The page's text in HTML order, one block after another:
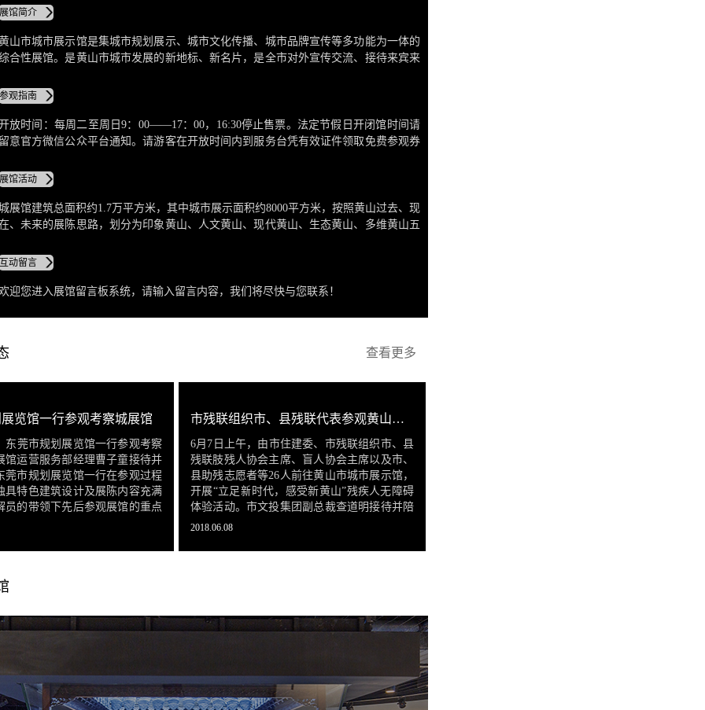
馆简介
山市城市展示馆是集城市规划展示、城市文化传播、城市品牌宣传等多功能为一体的
合性展馆。是黄山市城市发展的新地标、新名片，是全市对外宣传交流、接待来宾来
中外游客展示黄山形象、传播徽州文化的重要载体，将致力打造成为黄山文化旅游体
的首要门户。
观指南
放时间：每周二至周日9：00――17：00，16:30停止售票。法定节假日开闭馆时间请
意官方微信公众平台通知。请游客在开放时间内到服务台凭有效证件领取免费参观券
排队参观。
馆活动
展馆建筑总面积约1.7万平方米，其中城市展示面积约8000平方米，按照黄山过去、现
、未来的展陈思路，划分为印象黄山、人文黄山、现代黄山、生态黄山、多维黄山五
动留言
迎您进入展馆留言板系统，请输入留言内容，我们将尽快与您联系！
查看更多
览馆一行参观考察城展馆
东莞市规划展览馆一行参观考察
馆运营服务部经理曹子童接待并
莞市规划展览馆一行在参观过程
具特色建筑设计及展陈内容充满
员的带领下先后参观展馆的重点
市残联组织市、县残联代表参观黄山城市展示馆
6月7日上午，由市住建委、市残联组织市、县
残联肢残人协会主席、盲人协会主席以及市、
县助残志愿者等26人前往黄山市城市展示馆，
开展“立足新时代，感受新黄山”残疾人无障碍
体验活动。市文投集团副总裁查道明接待并陪
同考察。
2018.06.08